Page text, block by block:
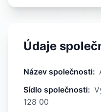
Údaje
Název společnosti:
Sídlo společnosti:
128 00